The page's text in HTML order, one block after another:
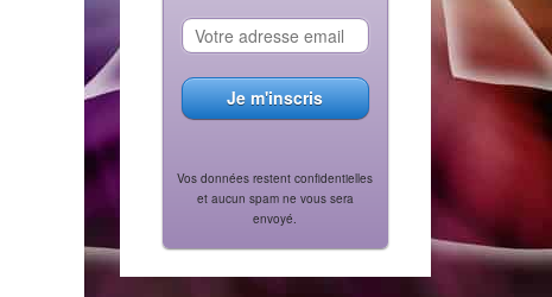
Vos données restent confidentielles
et aucun spam ne vous sera
envoyé.